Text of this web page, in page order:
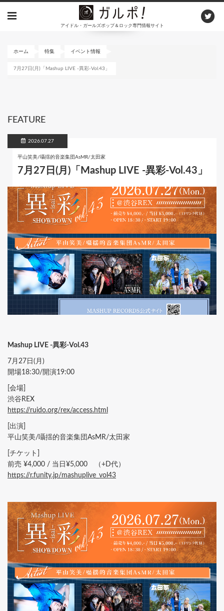
アイドル・ガールズポップ＆ロック専門情報サイト
ホーム 特集 イベント情報
7月27日(月)「Mashup LIVE -異彩-Vol.43」
FEATURE
2026.07.27
平山笑美/囁揺的音楽集団AsMR/太田家
7月27日(月)「Mashup LIVE -異彩-Vol.43」
Mashup LIVE -異彩-Vol.43
7月27日(月)
開場18:30/開演19:00
[会場]
渋谷REX
https://ruido.org/rex/access.html
[出演]
平山笑美/囁揺的音楽集団AsMR/太田家
[チケット]
前売 ¥4,000 / 当日¥5,000 （+D代）
https://r.funity.jp/mashuplive_vol43